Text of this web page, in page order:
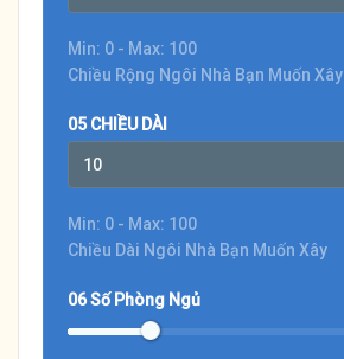
Min: 0 - Max: 100
Chiều Rộng Ngôi Nhà Bạn Muốn Xây
05 CHIỀU DÀI
Min: 0 - Max: 100
Chiều Dài Ngôi Nhà Bạn Muốn Xây
06 Số Phòng Ngủ